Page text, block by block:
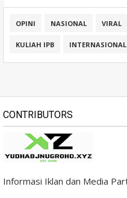
OPINI NASIONAL VIRAL
KULIAH IPB INTERNASIONAL
CONTRIBUTORS
Informasi Iklan dan Media